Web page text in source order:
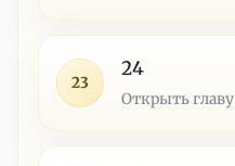
23
24
Открыть главу